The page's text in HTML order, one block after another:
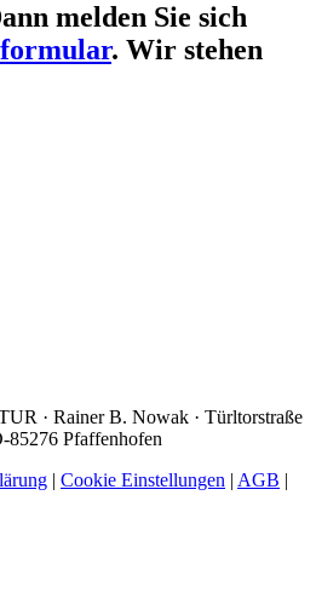
melden Sie sich
. Wir stehen
· Rainer B. Nowak · Türltorstraße
85276 Pfaffenhofen
Cookie Einstellungen AGB